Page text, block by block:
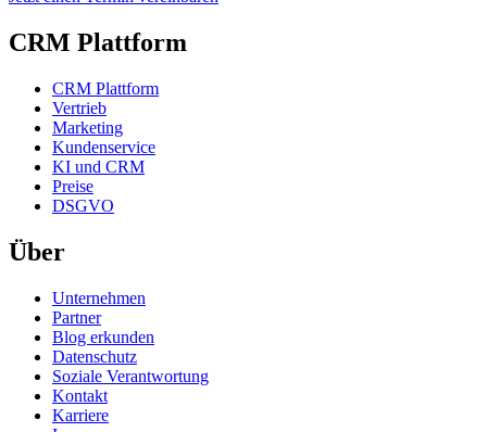
CRM Plattform
CRM Plattform
Vertrieb
Marketing
Kundenservice
KI und CRM
Preise
DSGVO
Über
Unternehmen
Partner
Blog erkunden
Datenschutz
Soziale Verantwortung
Kontakt
Karriere